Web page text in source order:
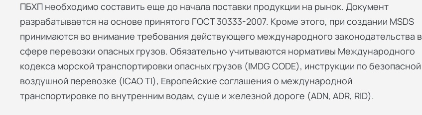
ПБХП необходимо составить еще до начала поставки продукции на рынок. Документ
разрабатывается на основе принятого ГОСТ 30333-2007. Кроме этого, при создании MSDS
принимаются во внимание требования действующего международного законодательства в
сфере перевозки опасных грузов. Обязательно учитываются нормативы Международного
кодекса морской транспортировки опасных грузов (IMDG CODE), инструкции по безопасной
воздушной перевозке (ICAO TI), Европейские соглашения о международной
транспортировке по внутренним водам, суше и железной дороге (ADN, ADR, RID).